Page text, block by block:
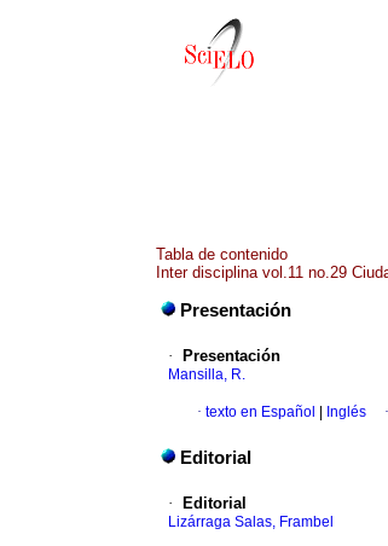
Tabla de contenido
Inter disciplina vol.11 no.29
Presentación
· Presentación
Mansilla, R.
· texto en Español Inglés ·
Editorial
· Editorial
Lizárraga Salas, Frambel